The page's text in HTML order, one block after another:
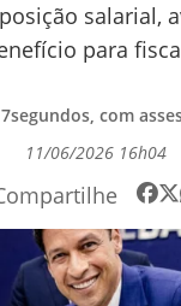
salarial,
para
com
11/06/2026 16h04